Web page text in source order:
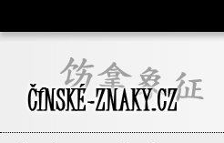
Čínské znaky, česko-čínský
slovník, abeceda, jména,
tetování